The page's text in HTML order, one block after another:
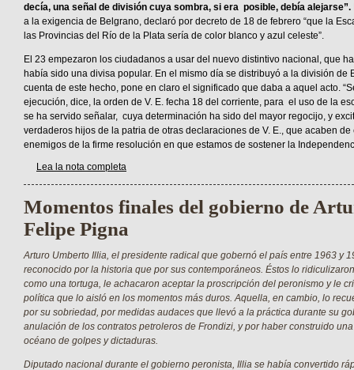
decía, una señal de división cuya sombra, si era posible, debía alejarse”.
a la exigencia de Belgrano, declaró por decreto de 18 de febrero “que la
las Provincias del Río de la Plata sería de color blanco y azul celeste”.
El 23 empezaron los ciudadanos a usar del nuevo distintivo nacional, que
había sido una divisa popular. En el mismo día se distribuyó a la división de
cuenta de este hecho, pone en claro el significado que daba a aquel acto.
ejecución, dice, la orden de V. E. fecha 18 del corriente, para el uso de la
se ha servido señalar, cuya determinación ha sido del mayor regocijo, y
verdaderos hijos de la patria de otras declaraciones de V. E., que acaben
enemigos de la firme resolución en que estamos de sostener la
Lea la nota completa
Momentos finales del gobierno de
Felipe Pigna
Arturo Umberto Illia, el presidente radical que gobernó el país entre 1963 y
reconocido por la historia que por sus contemporáneos. Éstos lo
como una tortuga, le achacaron aceptar la proscripción del peronismo y le
política que lo aisló en los momentos más duros. Aquella, en cambio, lo
por su sobriedad, por medidas audaces que llevó a la práctica durante su
anulación de los contratos petroleros de Frondizi, y por haber construido
océano de golpes y dictaduras.
Diputado nacional durante el gobierno peronista, Illia se había convertido